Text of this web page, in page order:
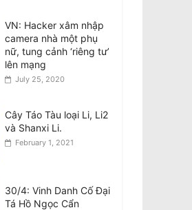
Tân BCH CĐNVTD-VIC:
Tóm Tắt Thư Luật Sư
Bằng Tiếng Việt
August 8, 2026
Ban Chấp Hành Chấp
Thuận Kết Quả Hòa Giải
và Chương Trình Thực
VN: Hacker xâm nhập
camera nhà một phụ
nữ, tung cảnh ‘riêng tư’
lên mạng
July 25, 2020
Cây Táo Tàu loại Li, Li2
và Shanxi Li.
February 1, 2021
30/4: Vinh Danh Cố Đại
Tá Hồ Ngọc Cẩn